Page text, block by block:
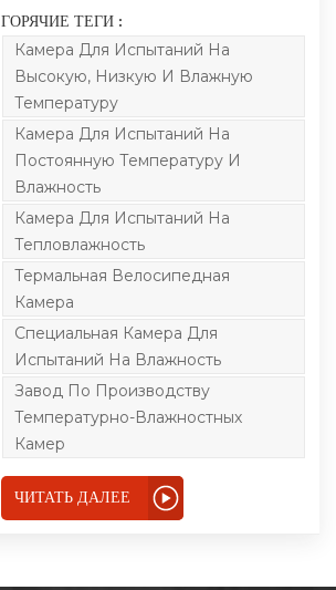
своего рода
испытательное
оборудование,
используемое для
моделирования
условий высокой
температуры, низкой
температуры,
температуры и
влажности, в основном
используемое для
оценки
производительности и
надежности продуктов
условиях.
Оборудование широко
используется в
электронике,
электротехнике,
автомобилестроении,
бытовой технике,
химической и других
отраслях
промышленности,
чтобы помочь
предприятиям или
лабораториям понять
работу продуктов в
различных средах и
ГОРЯЧИЕ ТЕГИ :
Камера Для Испытаний На
Высокую, Низкую И Влажную
Температуру
Камера Для Испытаний На
Постоянную Температуру И
Влажность
Камера Для Испытаний На
Тепловлажность
Термальная Велосипедная
Камера
Специальная Камера Для
Испытаний На Влажность
Завод По Производству
Температурно-Влажностных
Камер
ЧИТАТЬ ДАЛЕЕ